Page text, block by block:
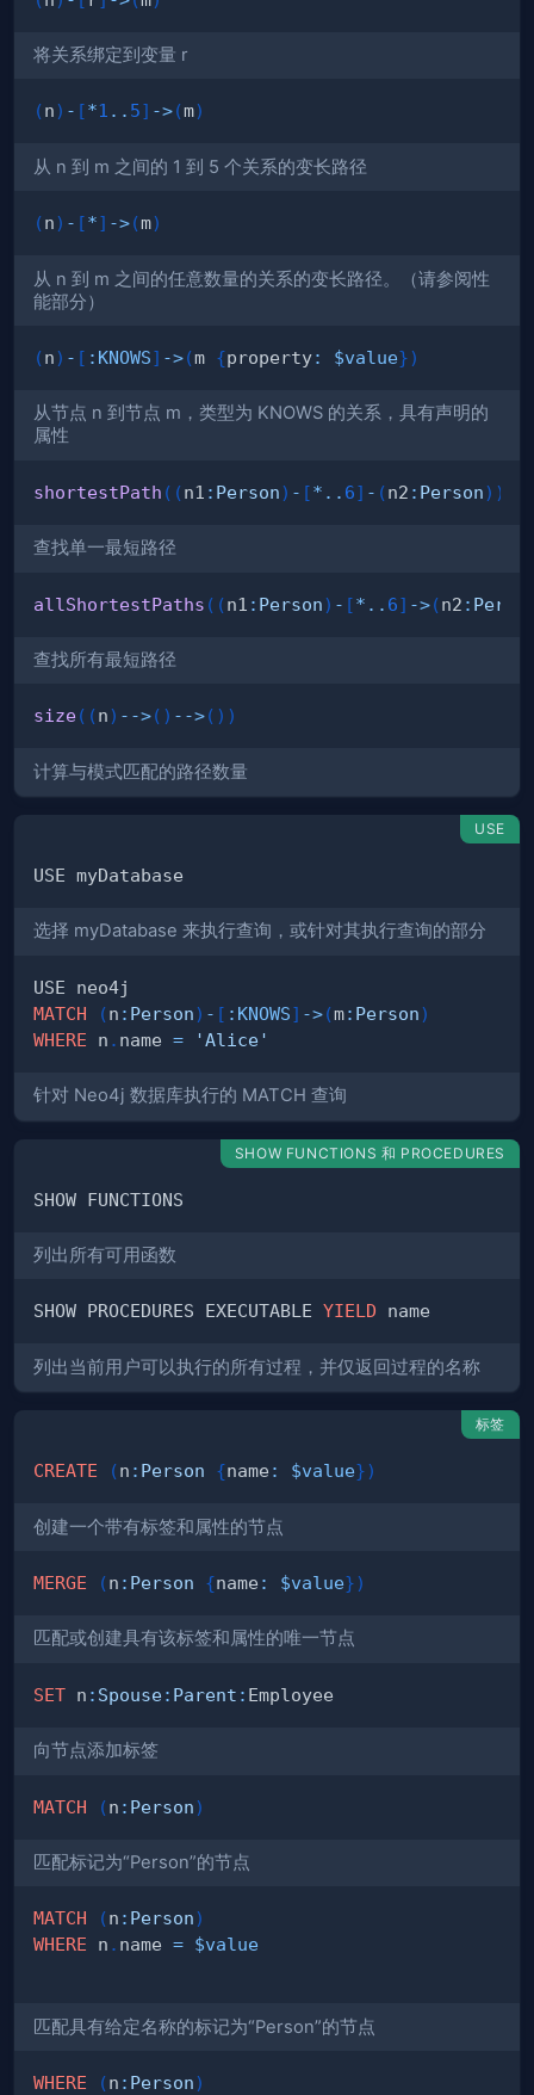
将关系绑定到变量 r
(n) - [*1 .. 5] ->(m)
从 n 到 m 之间的 1 到 5 个关系的变长路径
(n) - [*] ->(m)
从 n 到 m 之间的任意数量的关系的变长路径。（请参阅性
能部分）
(n) - [ : KNOWS] ->(m {property: $value})
从节点 n 到节点 m，类型为 KNOWS 的关系，具有声明的
属性
shortestPath ( (n1 : Person) - [* .. 6] - (n2 : Person) )
查找单一最短路径
allShortestPaths ( (n1 : Person) - [* .. 6] ->(n2 :
查找所有最短路径
size( (n) -->( ) -->( ) )
计算与模式匹配的路径数量
USE
选择 myDatabase 来执行查询，或针对其执行查询的部分
MATCH
(n : Person) - [ : KNOWS] ->(m: Person)
WHERE n . name = 'Alice'
针对 Neo4j 数据库执行的 MATCH 查询
SHOW FUNCTIONS 和 PROCEDURES
列出所有可用函数
SHOW PROCEDURES EXECUTABLE YIELD
列出当前用户可以执行的所有过程，并仅返回过程的名称
标签
CREATE (n : Person {name : $value})
创建一个带有标签和属性的节点
MERGE (n : Person {name : $value})
匹配或创建具有该标签和属性的唯一节点
SET n : Spouse: Parent :
向节点添加标签
MATCH (n : Person)
匹配标记为“Person”的节点
MATCH (n : Person)
WHERE n . name = $value
匹配具有给定名称的标记为“Person”的节点
WHERE (n : Person)